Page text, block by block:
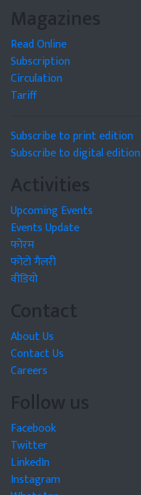
Magazines
Read Online
Subscription
Circulation
Tariff
Subscribe to print edition
Subscribe to digital edition
Activities
Upcoming Events
Events Update
फोरम
फोटो गैलरी
वीडियो
Contact
About Us
Contact Us
Careers
Follow us
Facebook
Twitter
LinkedIn
Instagram